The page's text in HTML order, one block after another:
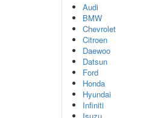
Audi
BMW
Chevrolet
Citroen
Daewoo
Datsun
Ford
Honda
Hyundai
Infiniti
Isuzu